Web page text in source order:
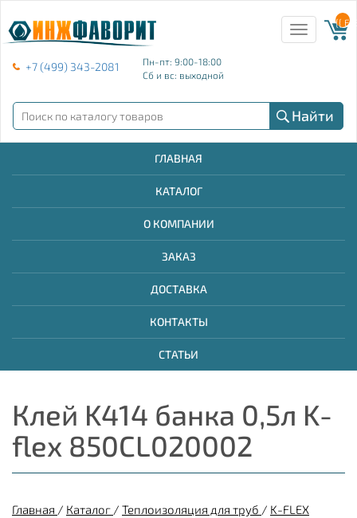
+7 (499) 343-2081
Пн-пт: 9:00-18:00
Сб и вс: выходной
Toggle
navigation
{{
Найти
ГЛАВНАЯ
КАТАЛОГ
О КОМПАНИИ
ЗАКАЗ
ДОСТАВКА
КОНТАКТЫ
СТАТЬИ
Клей K414 банка 0,5л K-
flex 850CL020002
Главная / Каталог / Теплоизоляция для труб / K-FLEX